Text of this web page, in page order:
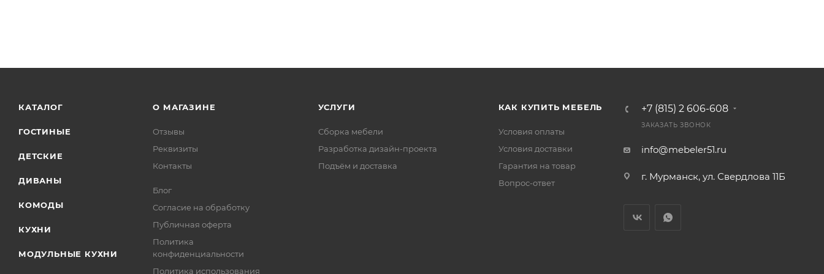
КАТАЛОГ
ГОСТИНЫЕ
ДЕТСКИЕ
ДИВАНЫ
КОМОДЫ
КУХНИ
МОДУЛЬНЫЕ КУХНИ
О МАГАЗИНЕ
Отзывы
Реквизиты
Контакты
Блог
Согласие на обработку
Публичная оферта
Политика
конфиденциальности
Политика использования
УСЛУГИ
Сборка мебели
Разработка дизайн-проекта
Подъём и доставка
КАК КУПИТЬ МЕБЕЛЬ
Условия оплаты
Условия доставки
Гарантия на товар
Вопрос-ответ
+7 (815) 2 606-608
ЗАКАЗАТЬ ЗВОНОК
info@mebeler51.ru
г. Мурманск, ул. Свердлова 11Б